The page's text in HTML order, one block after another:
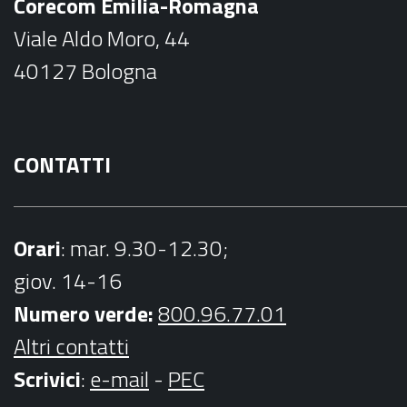
k
a
Viale Aldo Moro, 44
40127 Bologna
CONTATTI
Orari: mar. 9.30-12.30;
giov. 14-16
Numero verde:800.96.77.01
Altri contatti
Scrivici:e-mail - PEC